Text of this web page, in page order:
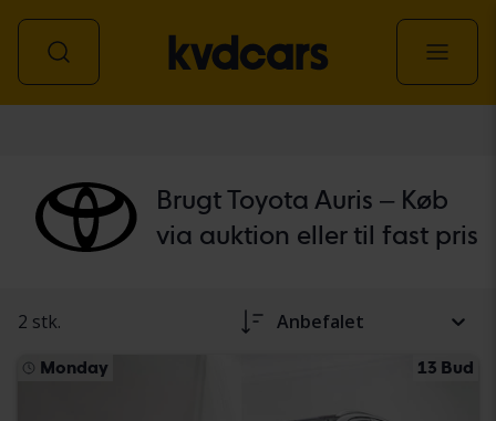
Brugt Toyota Auris – Køb
via auktion eller til fast pris
2 stk. Anbefalet
Monday 13 Bud